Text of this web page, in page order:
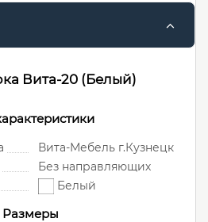
Вита-20 (Белый)
Вита-Мебель г.Кузнецк
Без направляющих
Белый
Размеры